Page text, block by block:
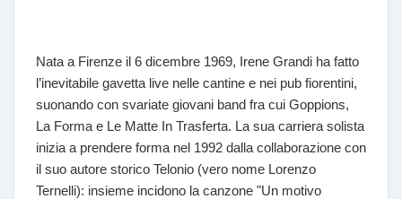
Nata a Firenze il 6 dicembre 1969, Irene Grandi ha fatto
l’inevitabile gavetta live nelle cantine e nei pub fiorentini,
suonando con svariate giovani band fra cui Goppions,
La Forma e Le Matte In Trasferta. La sua carriera solista
inizia a prendere forma nel 1992 dalla collaborazione con
il suo autore storico Telonio (vero nome Lorenzo
Ternelli): insieme incidono la canzone "Un motivo